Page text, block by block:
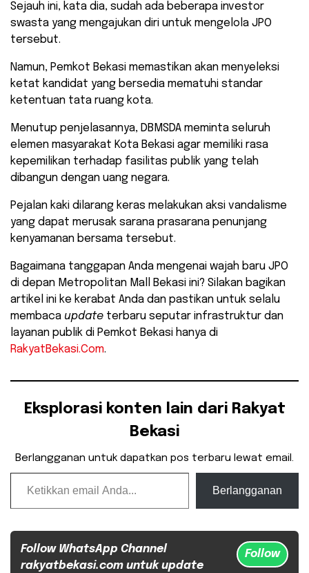
​Sejauh ini, kata dia, sudah ada beberapa investor
swasta yang mengajukan diri untuk mengelola JPO
tersebut.
Namun, Pemkot Bekasi memastikan akan menyeleksi
ketat kandidat yang bersedia mematuhi standar
ketentuan tata ruang kota.
Menutup penjelasannya, DBMSDA meminta seluruh
elemen masyarakat Kota Bekasi agar memiliki rasa
kepemilikan terhadap fasilitas publik yang telah
dibangun dengan uang negara.
Pejalan kaki dilarang keras melakukan aksi vandalisme
yang dapat merusak sarana prasarana penunjang
kenyamanan bersama tersebut.
​Bagaimana tanggapan Anda mengenai wajah baru JPO
di depan Metropolitan Mall Bekasi ini? Silakan bagikan
artikel ini ke kerabat Anda dan pastikan untuk selalu
membaca update terbaru seputar infrastruktur dan
layanan publik di Pemkot Bekasi hanya di
RakyatBekasi.Com.
Eksplorasi konten lain dari Rakyat
Bekasi
Berlangganan untuk dapatkan pos terbaru lewat email.
Ketikkan email Anda...
Berlangganan
Follow WhatsApp Channel
rakyatbekasi.com untuk update
Follow